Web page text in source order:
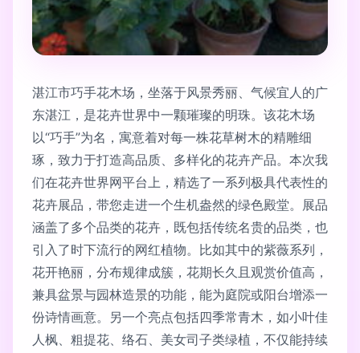
湛江市巧手花木场，坐落于风景秀丽、气候宜人的广
东湛江，是花卉世界中一颗璀璨的明珠。该花木场
以“巧手”为名，寓意着对每一株花草树木的精雕细
琢，致力于打造高品质、多样化的花卉产品。本次我
们在花卉世界网平台上，精选了一系列极具代表性的
花卉展品，带您走进一个生机盎然的绿色殿堂。展品
涵盖了多个品类的花卉，既包括传统名贵的品类，也
引入了时下流行的网红植物。比如其中的紫薇系列，
花开艳丽，分布规律成簇，花期长久且观赏价值高，
兼具盆景与园林造景的功能，能为庭院或阳台增添一
份诗情画意。另一个亮点包括四季常青木，如小叶佳
人枫、粗提花、络石、美女司子类绿植，不仅能持续